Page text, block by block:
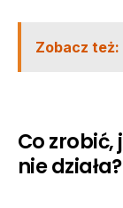
Zobacz też:
Co
nie działa?